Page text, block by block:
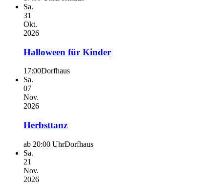
Sa.
31
Okt.
2026
Halloween für Kinder
17:00Dorfhaus
Sa.
07
Nov.
2026
Herbsttanz
ab 20:00 UhrDorfhaus
Sa.
21
Nov.
2026